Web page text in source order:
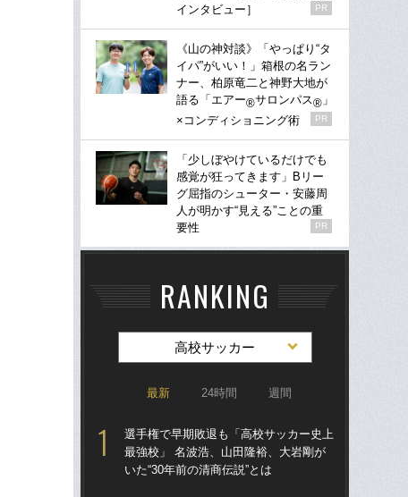
インタビュー］
PR
《山の神対談》「やっぱり“タ
イパ”がいい！」箱根の名ラン
ナー、柏原竜二と神野大地が
語る「エアー®サロンパス® 」
×コンディショニング術
PR
「少しぼやけているだけでも
感覚が狂ってきます」Bリー
グ屈指のシューター・安藤周
人が明かす“見える”ことの重
要性
PR
RANKING
高校サッカー
最新 24時間 週間
選手権で早期敗退も「高校サッカー史上
最強校」 名波浩、山田隆裕、大岩剛が
いた“30年前の清商伝説”とは